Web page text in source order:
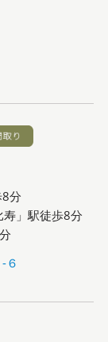
分
」駅徒歩8分
６